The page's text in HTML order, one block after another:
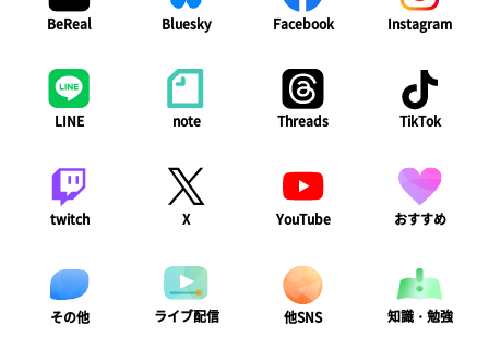
BeReal Bluesky Facebook Instagram
LINE note Threads TikTok
twitch X YouTube おすすめ
その他 ライブ配信 他SNS 知識・勉強